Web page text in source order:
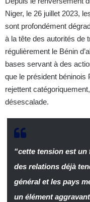
Niger, le 26 juillet 2023,
sont profondément
à la tête des autorités de
régulièrement le Bénin
bases servant à des
que le président béninois
rejettent
désescalade.
“cette tension est un
des relations déjà
général et les pays
un élément